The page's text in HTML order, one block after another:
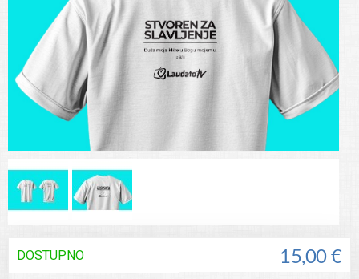
15,00 €
DOSTUPNO